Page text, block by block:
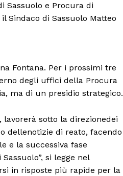
Sassuolo e Procura di
Sindaco di Sassuolo Matteo
Fontana. Per i prossimi tre
degli uffici della Procura
ma di un presidio strategico.
lavorerà sotto la direzionedei
dellenotizie di reato, facendo
e la successiva fase
si legge nel
in risposte più rapide per la